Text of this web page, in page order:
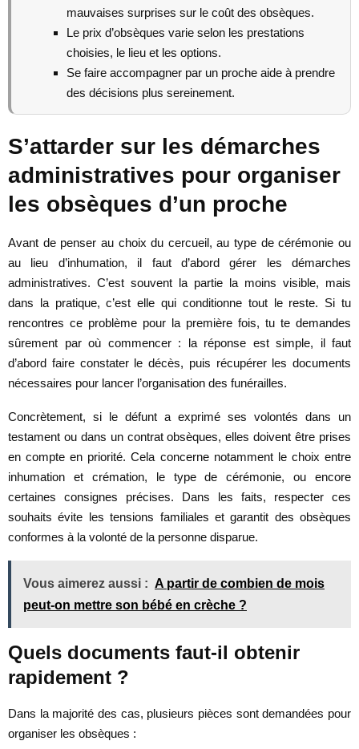
mauvaises surprises sur le coût des obsèques.
Le prix d’obsèques varie selon les prestations
choisies, le lieu et les options.
Se faire accompagner par un proche aide à prendre
des décisions plus sereinement.
S’attarder sur les démarches
administratives pour organiser
les obsèques d’un proche
Avant de penser au choix du cercueil, au type de cérémonie ou
au lieu d’inhumation, il faut d’abord gérer les démarches
administratives. C’est souvent la partie la moins visible, mais
dans la pratique, c’est elle qui conditionne tout le reste. Si tu
rencontres ce problème pour la première fois, tu te demandes
sûrement par où commencer : la réponse est simple, il faut
d’abord faire constater le décès, puis récupérer les documents
nécessaires pour lancer l’organisation des funérailles.
Concrètement, si le défunt a exprimé ses volontés dans un
testament ou dans un contrat obsèques, elles doivent être prises
en compte en priorité. Cela concerne notamment le choix entre
inhumation et crémation, le type de cérémonie, ou encore
certaines consignes précises. Dans les faits, respecter ces
souhaits évite les tensions familiales et garantit des obsèques
conformes à la volonté de la personne disparue.
Vous aimerez aussi : A partir de combien de mois
peut-on mettre son bébé en crèche ?
Quels documents faut-il obtenir
rapidement ?
Dans la majorité des cas, plusieurs pièces sont demandées pour
organiser les obsèques :